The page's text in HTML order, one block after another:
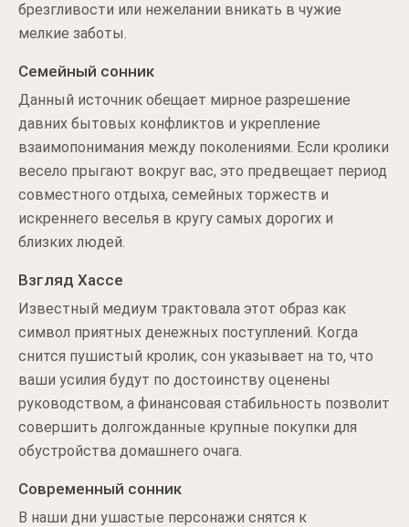
брезгливости или нежелании вникать в чужие
мелкие заботы.
Семейный сонник
Данный источник обещает мирное разрешение
давних бытовых конфликтов и укрепление
взаимопонимания между поколениями. Если кролики
весело прыгают вокруг вас, это предвещает период
совместного отдыха, семейных торжеств и
искреннего веселья в кругу самых дорогих и
близких людей.
Взгляд Хассе
Известный медиум трактовала этот образ как
символ приятных денежных поступлений. Когда
снится пушистый кролик, сон указывает на то, что
ваши усилия будут по достоинству оценены
руководством, а финансовая стабильность позволит
совершить долгожданные крупные покупки для
обустройства домашнего очага.
Современный сонник
В наши дни ушастые персонажи снятся к